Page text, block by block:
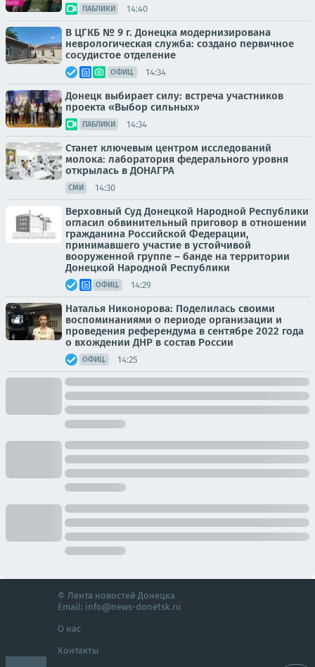
ПАБЛИКИ 14:40
В ЦГКБ № 9 г. Донецка модернизирована
неврологическая служба: создано первичное
сосудистое отделение
ОФИЦ. 14:34
Донецк выбирает силу: встреча участников
проекта «Выбор сильных»
ПАБЛИКИ 14:34
Станет ключевым центром исследований
молока: лаборатория федерального уровня
открылась в ДОНАГРА
СМИ 14:30
Верховный Суд Донецкой Народной Республики
огласил обвинительный приговор в отношении
гражданина Российской Федерации,
принимавшего участие в устойчивой
вооруженной группе – банде на территории
Донецкой Народной Республики
ОФИЦ. 14:29
Наталья Никонорова: Поделилась своими
воспоминаниями о периоде организации и
проведения референдума в сентябре 2022 года
о вхождении ДНР в состав России
ОФИЦ. 14:25
© Лента новостей Донецка
Email: info@news-donetsk.ru
О нас
Контакты